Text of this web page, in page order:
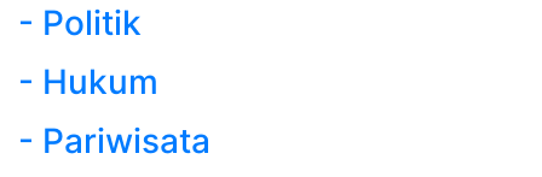
- Politik
- Hukum
- Pariwisata